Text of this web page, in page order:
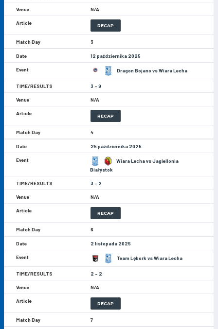
N/A
RECAP
3
12 października 2025
Dragon Bojano vs Wiara Lecha
3 - 9
N/A
RECAP
4
25 października 2025
Wiara Lecha vs Jagiellonia
Białystok
3 - 2
N/A
RECAP
6
2 listopada 2025
Team Lębork vs Wiara Lecha
2 - 2
N/A
RECAP
7